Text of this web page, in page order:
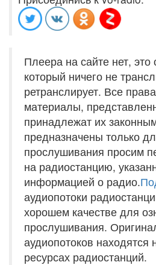
Плеера на сайте нет,
который ничего не
ретранслирует. Все
материалы,
принадлежат их
предназначены только
прослушивания просим
на радиостанцию,
информацией о радио.
аудиопотоки
хорошем качестве для
прослушивания.
аудиопотоков
ресурсах радиостанций.